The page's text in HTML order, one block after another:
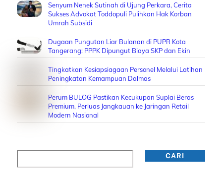
Senyum Nenek Sutinah di Ujung Perkara, Cerita
Sukses Advokat Toddopuli Pulihkan Hak Korban
Umrah Subsidi
Dugaan Pungutan Liar Bulanan di PUPR Kota
Tangerang: PPPK Dipungut Biaya SKP dan Ekin
Tingkatkan Kesiapsiagaan Personel Melalui Latihan
Peningkatan Kemampuan Dalmas
Perum BULOG Pastikan Kecukupan Suplai Beras
Premium, Perluas Jangkauan ke Jaringan Retail
Modern Nasional
CARI